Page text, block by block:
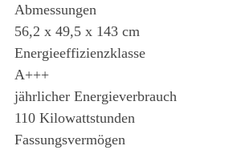
Abmessungen
56,2 x 49,5 x 143 cm
Energieeffizienzklasse
A+++
jährlicher Energieverbrauch
110 Kilowattstunden
Fassungsvermögen